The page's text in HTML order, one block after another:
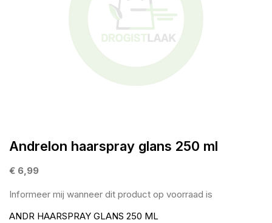
het
begin
de
afbeeldingen-
Andrelon haarspray glans 250 ml
€ 6,99
Informeer mij wanneer dit product op voorraad is
ANDR HAARSPRAY GLANS 250 ML